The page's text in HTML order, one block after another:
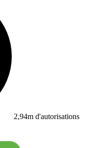
2,94m d'autorisations